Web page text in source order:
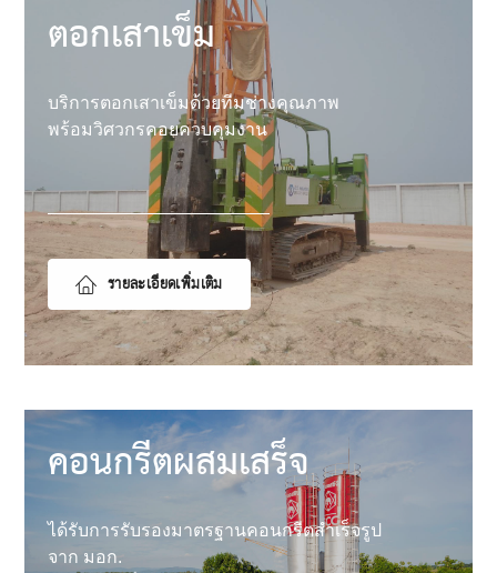
ตอกเสาเข็ม
บริการตอกเสาเข็มด้วยทีมช่างคุณภาพ
พร้อมวิศวกรคอยควบคุมงาน
รายละเอียดเพิ่มเติม
คอนกรีตผสมเสร็จ
ได้รับการรับรองมาตรฐานคอนกรีตสำเร็จรูป
จาก มอก.